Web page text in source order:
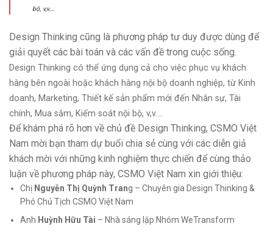
bộ, v,v….
Design Thinking cũng là phương pháp tư duy được dùng để
giải quyết các bài toán và các vấn đề trong cuộc sống.
Design Thinking có thể ứng dụng cả cho việc phục vụ khách
hàng bên ngoài hoặc khách hàng nội bộ doanh nghiệp, từ Kinh
doanh, Marketing, Thiết kế sản phẩm mới đến Nhân sự, Tài
chính, Mua sắm, Kiểm soát nội bộ, v,v….
Để khám phá rõ hơn về chủ đề Design Thinking, CSMO Việt
Nam mời bạn tham dự buổi chia sẻ cùng với các diễn giả
khách mời với những kinh nghiệm thực chiến để cùng thảo
luận về phương pháp này, CSMO Việt Nam xin giới thiệu:
Chị Nguyễn Thị Quỳnh Trang – Chuyên gia Design Thinking &
Phó Chủ Tịch CSMO Việt Nam
Anh Huỳnh Hữu Tài – Nhà sáng lập Nhóm WeTransform